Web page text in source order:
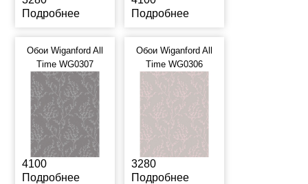
Подробнее
Подробнее
Обои Wiganford All
Time WG0307
4100
Подробнее
Обои Wiganford All
Time WG0306
3280
Подробнее